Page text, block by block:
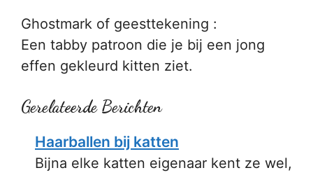
Ghostmark of geesttekening :
Een tabby patroon die je bij een jong
effen gekleurd kitten ziet.
Gerelateerde Berichten
Haarballen bij katten
Bijna elke katten eigenaar kent ze wel,